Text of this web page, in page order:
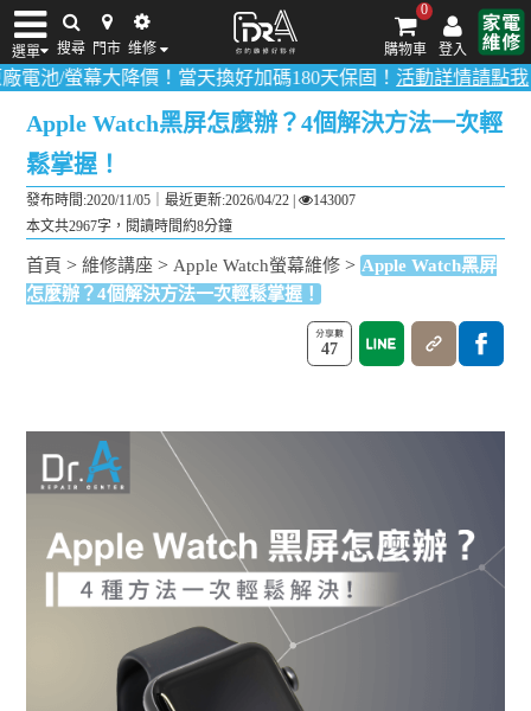
選單 搜尋 門市 维修 登入
0
購物車
iPhone維修/價格 筆電維修/價格 Android手機維修/價格 MacBook維修/價
降價！當天換好加碼180天保固！活動詳情請點我！多數品項
Apple Watch黑屏怎麼辦？4個解決方法一次輕
鬆掌握！
發布時間:2020/11/05｜最近更新:2026/04/22 |
143007
本文共2967字，閱讀時間約8分鐘
首頁 >維修講座 > Apple Watch螢幕維修 > Apple Watch黑屏
怎麼辦？4個解決方法一次輕鬆掌握！
47